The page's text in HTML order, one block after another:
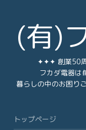
(有)
✦✦✦ 創業50周年
フカダ電器は毎
暮らしの中のお困り
トップページ